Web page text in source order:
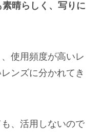
晴らしく、写りに
使用頻度が高いレ
ンズに分かれてき
、活用しないので